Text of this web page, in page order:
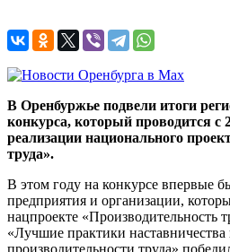
В Оренбуржье подвели итоги
конкурса, который проводится с
реализации национального
труда».
В этом году на конкурсе впервые
предприятия и организации,
нацпроекте «Производительность
«Лучшие практики